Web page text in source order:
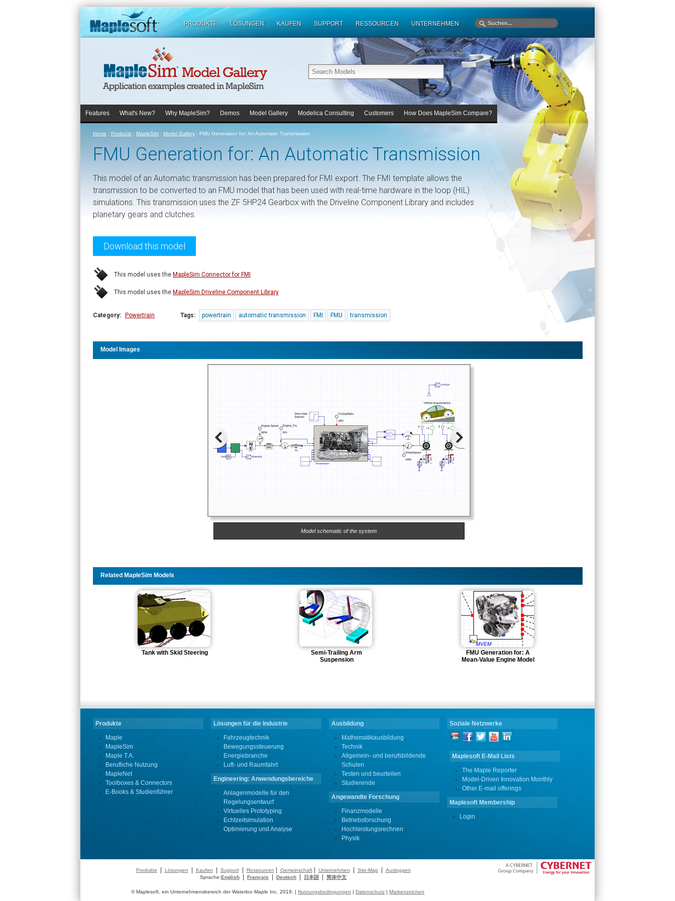
PRODUKTE LÖSUNGEN KAUFEN SUPPORT RESSOURCEN UNTERNEHMEN
Features What's New? Why MapleSim? Demos Model Gallery Modelica Consulting Customers How Does MapleSim Compare?
Home : Products : MapleSim : Model Gallery : FMU Generation for: An Automatic Transmission
FMU Generation for: An Automatic Transmission
This model of an Automatic transmission has been prepared for FMI export. The FMI template allows the
transmission to be converted to an FMU model that has been used with real-time hardware in the loop (HIL)
simulations. This transmission uses the ZF 5HP24 Gearbox with the Driveline Component Library and includes
planetary gears and clutches.
Download this model
This model uses the MapleSim Connector for FMI
This model uses the MapleSim Driveline Component Library
Category: Powertrain Tags: powertrain automatic transmission FMI FMU transmission
Model Images
Model schematic of the system
Related MapleSim Models
Tank with Skid Steering
Semi-Trailing Arm
Suspension
FMU Generation for: A
Mean-Value Engine Model
Produkte
Maple
MapleSim
Maple T.A.
Berufliche Nutzung
MapleNet
Toolboxes & Connectors
E-Books & Studienführer
Lösungen für die Industrie
Fahrzeugtechnik
Bewegungssteuerung
Energiebranche
Luft- und Raumfahrt
Engineering: Anwendungsbereiche
Anlagenmodelle für den
Regelungsentwurf
Virtuelles Prototyping
Echtzeitsimulation
Optimierung und Analyse
Ausbildung
Mathematikausbildung
Technik
Allgemein- und berufsbildende
Schulen
Testen und beurteilen
Studierende
Angewandte Forschung
Finanzmodelle
Betriebsforschung
Hochleistungsrechnen
Physik
Soziale Netzwerke
Maplesoft E-Mail Lists
The Maple Reporter
Model-Driven Innovation Monthly
Other E-mail offerings
Maplesoft Membership
Login
Produkte Lösungen Kaufen Support| Ressourcen Gemeinschaft| Unternehmen Site-Map
Ausloggen
Sprache:English Français Deutsch 日本語 简体中文
© Maplesoft, ein Unternehmensbereich der Waterloo Maple Inc. 2019. | Nutzungsbedingungen | Datenschutz | Markenzeichen